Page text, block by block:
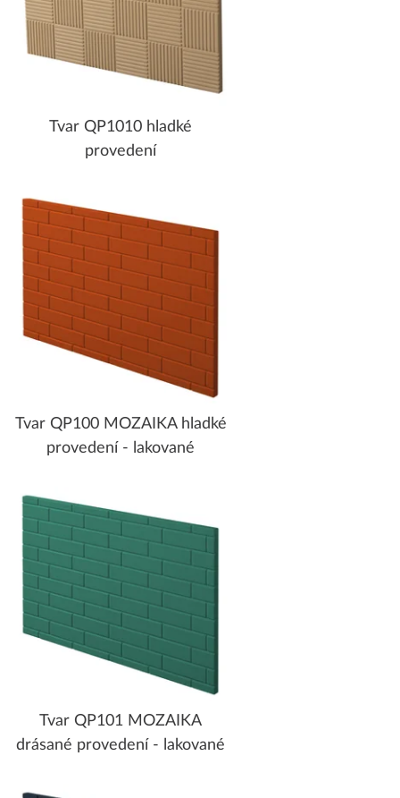
Tvar QP1010 hladké
provedení
Tvar QP100 MOZAIKA hladké
provedení - lakované
Tvar QP101 MOZAIKA
drásané provedení - lakované